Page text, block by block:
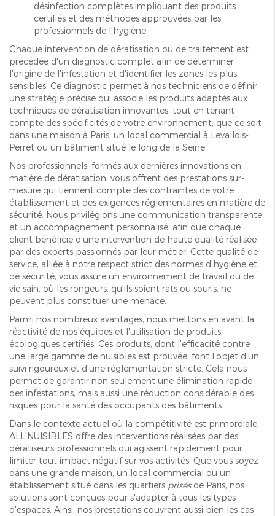
désinfection complètes impliquant des produits
certifiés et des méthodes approuvées par les
professionnels de l'hygiène.
Chaque intervention de dératisation ou de traitement est
précédée d'un diagnostic complet afin de déterminer
l'origine de l'infestation et d'identifier les zones les plus
sensibles. Ce diagnostic permet à nos techniciens de définir
une stratégie précise qui associe les produits adaptés aux
techniques de dératisation innovantes, tout en tenant
compte des spécificités de votre environnement, que ce soit
dans une maison à Paris, un local commercial à Levallois-
Perret ou un bâtiment situé le long de la Seine.
Nos professionnels, formés aux dernières innovations en
matière de dératisation, vous offrent des prestations sur-
mesure qui tiennent compte des contraintes de votre
établissement et des exigences réglementaires en matière de
sécurité. Nous privilégions une communication transparente
et un accompagnement personnalisé, afin que chaque
client bénéficie d'une intervention de haute qualité réalisée
par des experts passionnés par leur métier. Cette qualité de
service, alliée à notre respect strict des normes d'hygiène et
de sécurité, vous assure un environnement de travail ou de
vie sain, où les rongeurs, qu'ils soient rats ou souris, ne
peuvent plus constituer une menace.
Parmi nos nombreux avantages, nous mettons en avant la
réactivité de nos équipes et l'utilisation de produits
écologiques certifiés. Ces produits, dont l'efficacité contre
une large gamme de nuisibles est prouvée, font l'objet d'un
suivi rigoureux et d'une réglementation stricte. Cela nous
permet de garantir non seulement une élimination rapide
des infestations, mais aussi une réduction considérable des
risques pour la santé des occupants des bâtiments.
Dans le contexte actuel où la compétitivité est primordiale,
ALL'NUISIBLES offre des interventions réalisées par des
dératiseurs professionnels qui agissent rapidement pour
limiter tout impact négatif sur vos activités. Que vous soyez
dans une grande maison, un local commercial ou un
établissement situé dans les quartiers prisésde Paris, nos
solutions sont conçues pour s'adapter à tous les types
d'espaces. Ainsi, nos prestations couvrent aussi bien les cas